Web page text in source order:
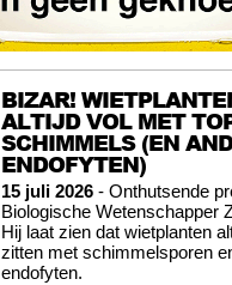
BIZAR!
ALTIJD VOL MET
SCHIMMELS (EN
ENDOFYTEN)
15 juli 2026 - Onthutsende
Biologische Wetenschapper
Hij laat zien dat wietplanten
zitten met schimmelsporen
endofyten.